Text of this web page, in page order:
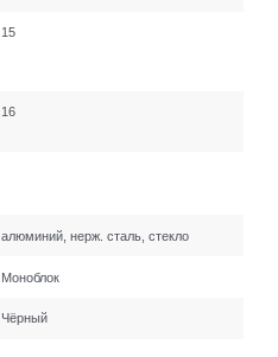
15
16
алюминий, нерж. сталь, стекло
Моноблок
Чёрный